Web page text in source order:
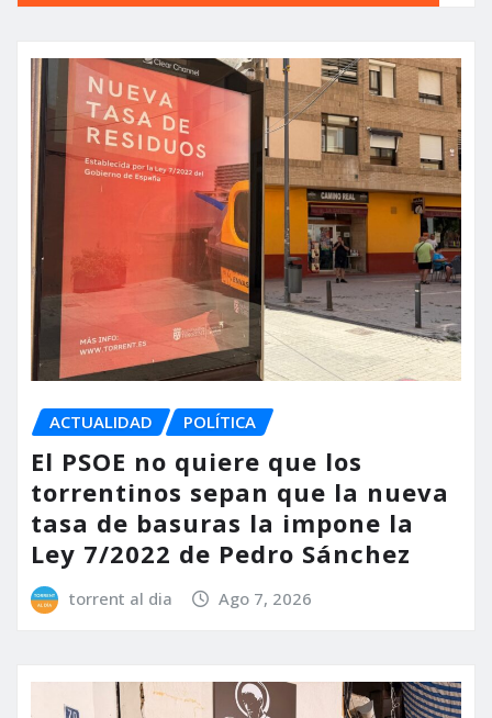
ACTUALIDAD POLÍTICA
El PSOE no quiere que los
torrentinos sepan que la nueva
tasa de basuras la impone la
Ley 7/2022 de Pedro Sánchez
torrent al dia Ago 7, 2026